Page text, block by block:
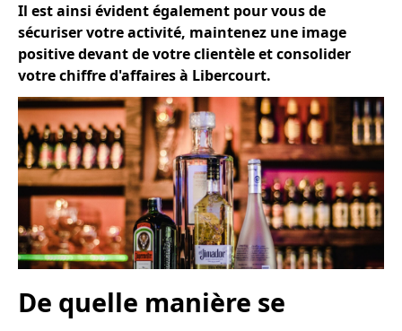
Il est ainsi évident également pour vous de
sécuriser votre activité, maintenez une image
positive devant de votre clientèle et consolider
votre chiffre d'affaires à Libercourt.
De quelle manière se